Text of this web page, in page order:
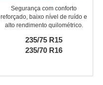
Segurança com conforto
reforçado, baixo nível de ruído e
alto rendimento quilométrico.
235/75 R15
235/70 R16